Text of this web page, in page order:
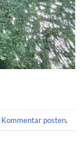
Kommentar posten.